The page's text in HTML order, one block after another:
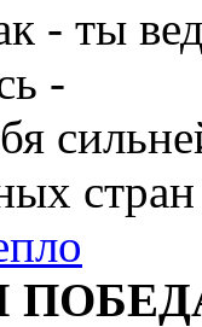
- ты
-
стран